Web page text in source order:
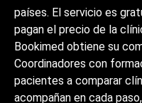
países. El servicio es
pagan el precio de la
Bookimed obtiene su
Coordinadores con
pacientes a comparar
acompañan en cada